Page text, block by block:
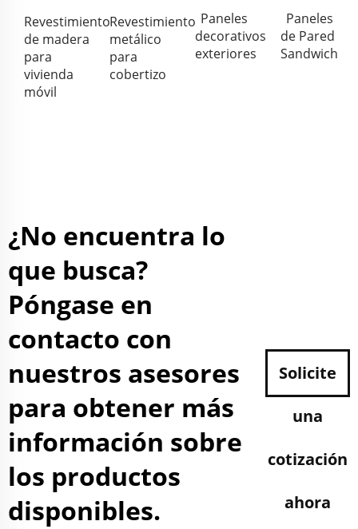
Revestimiento
de madera
para
vivienda
móvil
Revestimiento
metálico
para
cobertizo
Paneles
decorativos
exteriores
Paneles
de Pared
Sandwich
¿No encuentra lo
que busca?
Póngase en
contacto con
nuestros asesores
para obtener más
información sobre
los productos
disponibles.
Solicite
una
cotización
ahora